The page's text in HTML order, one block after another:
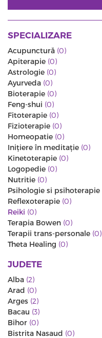
SPECIALIZARE
Acupunctură (0)
Apiterapie (0)
Astrologie (0)
Ayurveda (0)
Bioterapie (0)
Feng-shui (0)
Fitoterapie (0)
Fizioterapie (0)
Homeopatie (0)
Iniţiere în meditaţie (0)
Kinetoterapie (0)
Logopedie (0)
Nutritie (0)
Psihologie si psihoterapie
Reflexoterapie (0)
Reiki (0)
Terapia Bowen (0)
Terapii trans-personale (0)
Theta Healing (0)
JUDETE
Alba (2)
Arad (0)
Arges (2)
Bacau (3)
Bihor (0)
Bistrita Nasaud (0)